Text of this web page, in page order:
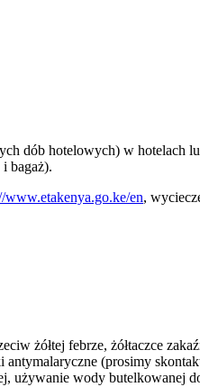
dób hotelowych) w hotelach
bagaż).
www.etakenya.go.ke/en,
żółtej febrze, żółtaczce
(prosimy
używanie wody butelkowanej